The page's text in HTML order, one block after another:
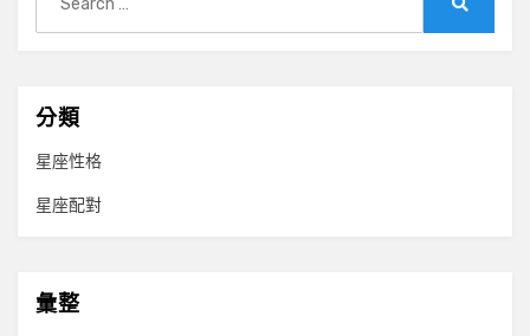
for:
分類
星座性格
星座配對
彙整